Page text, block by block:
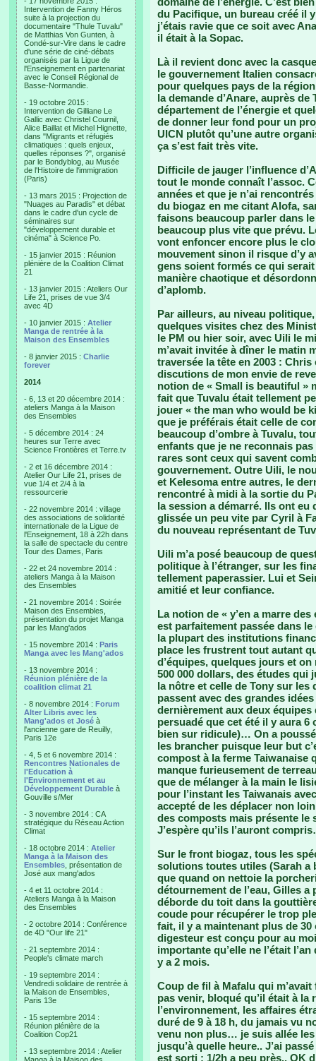
Intervention de Fanny Héros
suite à la projection du
documentaire "Thule Tuvalu"
de Matthias Von Gunten, à
Condé-sur-Vire dans le cadre
d'une série de ciné-débats
organisés par la Ligue de
l'Enseignement en partenariat
avec le Conseil Régional de
Basse-Normandie.
- 19 octobre 2015 :
Intervention de Gilliane Le
Gallic avec Christel Cournil,
Alice Baillat et Michel Hignette,
dans "Migrants et réfugiés
climatiques : quels enjeux,
quelles réponses ?", organisé
par le Bondyblog, au Musée
de l'Histoire de l'immigration
(Paris)
- 13 mars 2015 : Projection de
"Nuages au Paradis" et débat
dans le cadre d'un cycle de
séminaires sur
"développement durable et
cinéma" à Science Po.
- 15 janvier 2015 : Réunion
plénière de la Coalition Climat
21
- 13 janvier 2015 : Ateliers Our
Life 21, prises de vue 3/4
avec 4D
- 10 janvier 2015 : Atelier
Manga de rentrée à la
Maison des Ensembles
- 8 janvier 2015 : Charlie
forever
2014
- 6, 13 et 20 décembre 2014 :
ateliers Manga à la Maison
des Ensembles
- 5 décembre 2014 : 24
heures sur Terre avec
Science Frontières et Terre.tv
- 2 et 16 décembre 2014 :
Atelier Our Life 21, prises de
vue 1/4 et 2/4 à la
ressourcerie
- 22 novembre 2014 : village
des associations de solidarité
internationale de la Ligue de
l'Enseignement, 18 à 22h dans
la salle de spectacle du centre
Tour des Dames, Paris
- 22 et 24 novembre 2014 :
ateliers Manga à la Maison
des Ensembles
- 21 novembre 2014 : Soirée
Maison des Ensembles,
présentation du projet Manga
par les Mang'ados
- 15 novembre 2014 : Paris
Manga avec les Mang'ados
- 13 novembre 2014 :
Réunion plénière de la
coalition climat 21
- 8 novembre 2014 : Forum
Alter Libris avec les
Mang'ados et José à
l'ancienne gare de Reuilly,
Paris 12e
- 4, 5 et 6 novembre 2014 :
Rencontres Nationales de
l'Education à
l'Environnement et au
Développement Durable à
Gouville s/Mer
- 3 novembre 2014 : CA
stratégique du Réseau Action
Climat
- 18 octobre 2014 : Atelier
Manga à la Maison des
Ensembles , présentation de
José aux mang'ados
- 4 et 11 octobre 2014 :
Ateliers Manga à la Maison
des Ensembles
- 2 octobre 2014 : Conférence
de 4D "Our life 21"
- 21 septembre 2014 :
People's climate march
- 19 septembre 2014 :
Vendredi solidaire de rentrée à
la Maison de Ensembles,
Paris 13e
- 15 septembre 2014 :
Réunion plénière de la
Coalition Cop21
- 13 septembre 2014 : Atelier
du Pacifique, un bureau créé il
j’étais ravie que ce soit avec
il était à la Sopac.
Là il revient donc avec la
le gouvernement Italien
pour quelques pays de la
la demande d’Anare, auprès
département de l’énergie et
de donner leur fond pour un
UICN plutôt qu’une autre
ça s’est fait très vite.
Difficile de jauger l’influence
tout le monde connaît l’assoc.
années et que je n’ai
du biogaz en me citant Alofa,
faisons beaucoup parler dans
beaucoup plus vite que prévu.
vont enfoncer encore plus le
mouvement sinon il risque d’y
gens soient formés ce qui
manière chaotique et
d’aplomb.
Par ailleurs, au niveau
quelques visites chez des
le PM ou hier soir, avec Uili le
m’avait invitée à dîner le matin
traversée la tête en 2003 :
discutions de mon envie de
notion de « Small is beautiful »
fait que Tuvalu était tellement
jouer « the man who would be
que je préférais était celle de
beaucoup d’ombre à Tuvalu,
enfants que je ne reconnais
rares sont ceux qui savent
gouvernement. Outre Uili, le
et Kelesoma entre autres, le
rencontré à midi à la sortie du
la session a démarré. Ils ont eu
glissée un peu vite par Cyril à
du nouveau représentant de
Uili m’a posé beaucoup de
politique à l’étranger, sur les
tellement paperassier. Lui et
amitié et leur confiance.
La notion de « y’en a marre
est parfaitement passée dans
la plupart des institutions
place les frustrent tout autant
d’équipes, quelques jours et
500 000 dollars, des études qui
la nôtre et celle de Tony sur
passent avec des grandes
dernièrement aux deux
persuadé que cet été il y aura
bien sur ridicule)… On a
les brancher puisque leur but
compost à la ferme Taiwanaise
manque furieusement de
que de mélanger à la main le
pour l’instant les Taiwanais
accepté de les déplacer non
des composts mais présente
J’espère qu’ils l’auront
Sur le front biogaz, tous les
solutions toutes utiles (Sarah a
que quand on nettoie la
détournement de l’eau, Gilles
déborde du toit dans la
coude pour récupérer le trop
fait, il y a maintenant plus de
digesteur est conçu pour au
importante qu’elle ne l’était
y a 2 mois.
Coup de fil à Mafalu qui
pas venir, bloqué qu’il était à
l’environnement, les affaires
duré de 9 à 18 h, du jamais vu
venu non plus… je suis allée
jusqu’à quelle heure.. J’ai
est sorti : 1/2h a peu près.. OK